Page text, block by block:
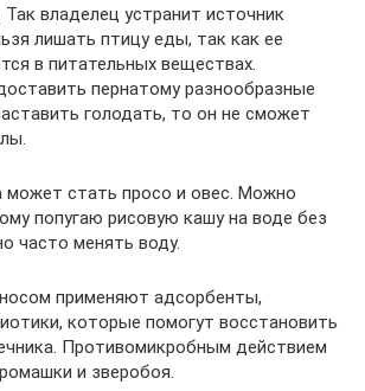
владелец устранит источник
лишать птицу еды, так как ее
в питательных веществах.
пернатому разнообразные
голодать, то он не сможет
может стать просо и овес. Можно
попугаю рисовую кашу на воде без
часто менять воду.
применяют адсорбенты,
которые помогут восстановить
Противомикробным действием
и зверобоя.